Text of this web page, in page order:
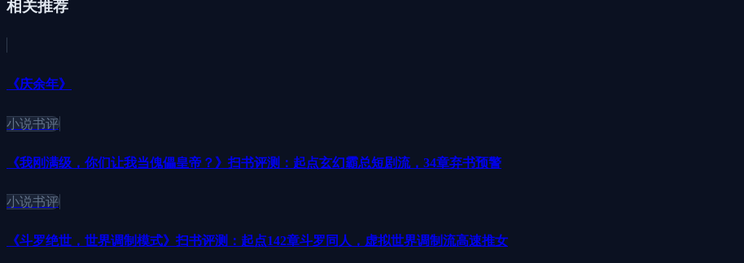
相关推荐
《庆余年》
小说书评
《我刚满级，你们让我当傀儡皇帝？》扫书评测：起点玄幻霸总短剧流，34章弃书预警
小说书评
《斗罗绝世，世界调制模式》扫书评测：起点142章斗罗同人，虚拟世界调制流高速推女